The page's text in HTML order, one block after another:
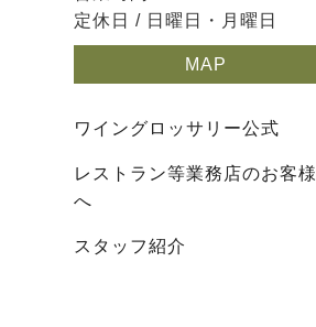
定休日 / 日曜日・月曜日
MAP
ワイングロッサリー公式
レストラン等業務店のお客様
へ
スタッフ紹介